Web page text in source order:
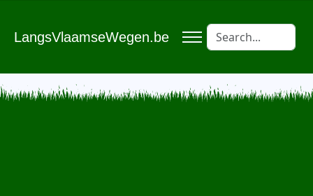
LangsVlaamseWegen.be